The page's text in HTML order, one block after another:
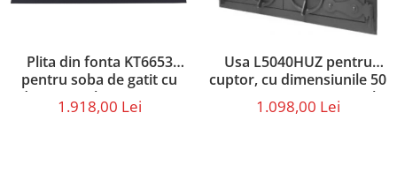
Plita din fonta KT6653
pentru soba de gatit cu
dimensiunile 66 x 52 cm
1.918,00 Lei
Usa L5040HUZ pentru
cuptor, cu dimensiunile 50
x 40 cm, prevazut cu grila
1.098,00 Lei